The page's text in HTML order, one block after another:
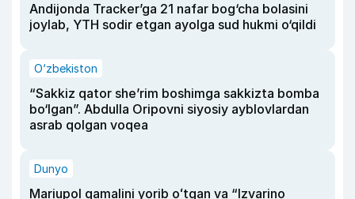
Andijonda Tracker’ga 21 nafar bog‘cha bolasini
joylab, YTH sodir etgan ayolga sud hukmi o‘qildi
O‘zbekiston
“Sakkiz qator she’rim boshimga sakkizta bomba
bo‘lgan”. Abdulla Oripovni siyosiy ayblovlardan
asrab qolgan voqea
Dunyo
Mariupol qamalini yorib oʻtgan va “Izvarino